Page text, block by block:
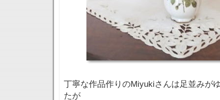
丁寧な作品作りのMiyukiさんは足並みが
たが